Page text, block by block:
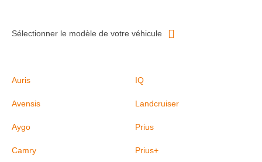
Sélectionner le modèle de votre véhicule
Auris
Avensis
Aygo
Camry
IQ
Landcruiser
Prius
Prius+